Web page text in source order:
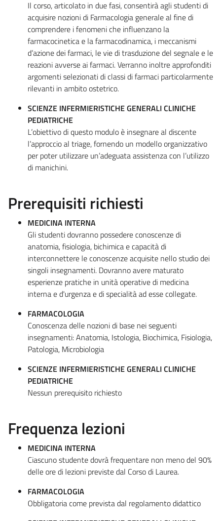
Il corso, articolato in due fasi, consentirà agli studenti di
acquisire nozioni di Farmacologia generale al fine di
comprendere i fenomeni che influenzano la
farmacocinetica e la farmacodinamica, i meccanismi
d’azione dei farmaci, le vie di trasduzione del segnale e le
reazioni avverse ai farmaci. Verranno inoltre approfonditi
argomenti selezionati di classi di farmaci particolarmente
rilevanti in ambito ostetrico.
SCIENZE INFERMIERISTICHE GENERALI CLINICHE
PEDIATRICHE
L’obiettivo di questo modulo è insegnare al discente
l’approccio al triage, fornendo un modello organizzativo
per poter utilizzare un’adeguata assistenza con l’utilizzo
di manichini.
Prerequisiti richiesti
MEDICINA INTERNA
Gli studenti dovranno possedere conoscenze di
anatomia, fisiologia, bichimica e capacità di
interconnettere le conoscenze acquisite nello studio dei
singoli insegnamenti. Dovranno avere maturato
esperienze pratiche in unità operative di medicina
interna e d'urgenza e di specialità ad esse collegate.
FARMACOLOGIA
Conoscenza delle nozioni di base nei seguenti
insegnamenti: Anatomia, Istologia, Biochimica, Fisiologia,
Patologia, Microbiologia
SCIENZE INFERMIERISTICHE GENERALI CLINICHE
PEDIATRICHE
Nessun prerequisito richiesto
Frequenza lezioni
MEDICINA INTERNA
Ciascuno studente dovrà frequentare non meno del 90%
delle ore di lezioni previste dal Corso di Laurea.
FARMACOLOGIA
Obbligatoria come prevista dal regolamento didattico